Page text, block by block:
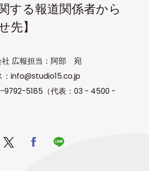
する報道関係者から
先】
社 広報担当：阿部 宛
：info@studio15.co.jp
9792-5185（代表：03 - 4500 -